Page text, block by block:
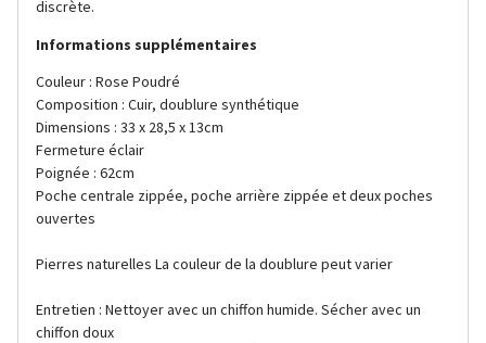
discrète.
Informations supplémentaires
Couleur : Rose Poudré
Composition : Cuir, doublure synthétique
Dimensions : 33 x 28,5 x 13cm
Fermeture éclair
Poignée : 62cm
Poche centrale zippée, poche arrière zippée et deux poches
ouvertes
Pierres naturelles La couleur de la doublure peut varier
Entretien : Nettoyer avec un chiffon humide. Sécher avec un
chiffon doux